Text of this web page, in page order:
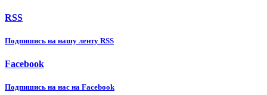
RSS
Подпишиcь на нашу ленту RSS
Facebook
Подпишиcь на нас на Facebook